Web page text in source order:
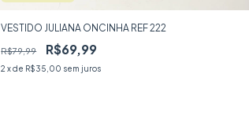
VESTIDO JULIANA ONCINHA REF 222
R$79,99 R$69,99
2 x de R$35,00 sem juros